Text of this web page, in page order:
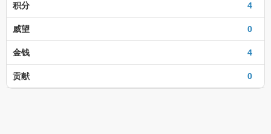
4
积分
0
威望
4
金钱
0
贡献